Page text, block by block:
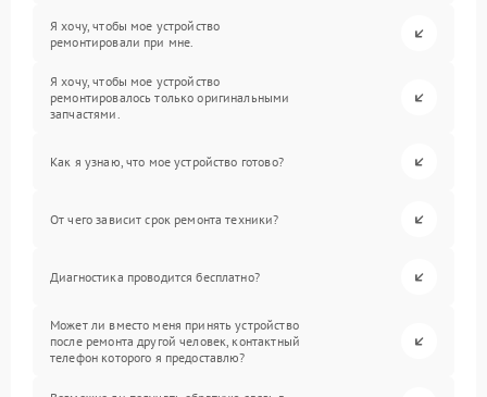
Я хочу, чтобы мое устройство
ремонтировали при мне.
Я хочу, чтобы мое устройство
ремонтировалось только оригинальными
запчастями.
Как я узнаю, что мое устройство готово?
От чего зависит срок ремонта техники?
Диагностика проводится бесплатно?
Может ли вместо меня принять устройство
после ремонта другой человек, контактный
телефон которого я предоставлю?